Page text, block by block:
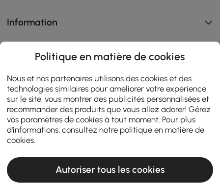
Information
Service Client Expert
Programme B2B
Contactez-nous
108K
4.9
star
AVIS CERTIFIÉS
Politique en matière de cookies
Nous et nos partenaires utilisons des cookies et des
technologies similaires pour améliorer votre expérience
sur le site, vous montrer des publicités personnalisées et
recommander des produits que vous allez adorer! Gérez
vos paramètres de cookies à tout moment. Pour plus
d'informations, consultez notre politique en matière de
cookies
Autoriser tous les cookies